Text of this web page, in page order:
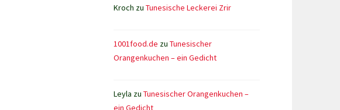
Kroch zu Tunesische Leckerei Zrir
1001food.de zu Tunesischer
Orangenkuchen – ein Gedicht
Leyla zu Tunesischer Orangenkuchen –
ein Gedicht